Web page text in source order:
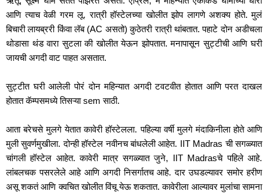
आणि त्याच वेळी गरम लू. रात्री हॉस्टेलच्या खोलीत झोप लागणे अशक्य होते. मुलं
बिचारी लायब्ररी किंवा लॅब (AC असतो) कुठेतरी रात्री थांबतात. पहाटे दोन अडीचला
थोडासा थंड वारा सुटला की खोलीत येऊन झोपतात. मनापासून सुट्टीची आणि घरी
जायची अगदी वाट पाहत असतात.
सुट्टीत घरी आलेली पोरं दोन महिन्यात अगदी टवटवीत होतात आणि परत दाखल
होतात कॅम्पसमध्ये तिसऱ्या sem साठी.
आता बरेचसे मुलगे येतात कावेरी हॉस्टेलला. पहिल्या वर्षी मुलगे मंदाकिनीला होते आणि
मुली सुवर्णमुखीला. दोन्ही हॉस्टेल नवीनच बांधलेली आहेत. IIT Madras ची सगळ्यात
चांगली हॉस्टेल आहेत. कावेरी मात्र सगळ्यात जुने, IIT Madrasचे पहिले आहे.
लांबलचक पसरलेले आहे आणि अगदी निसर्गातच आहे. दार उघडल्यावर समोर हरीण
असू शकतं आणि क्वचित खोलीत विंचू येऊ शकतात. कावेरीला आल्यावर मुलांचा सामना